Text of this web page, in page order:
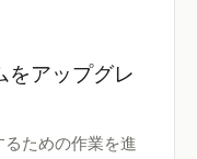
をアップグレ
ための作業を進